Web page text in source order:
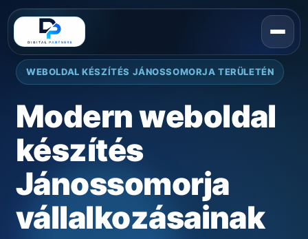
WEBOLDAL KÉSZÍTÉS JÁNOSSOMORJA TERÜLETÉN
Modern weboldal
készítés
Jánossomorja
vállalkozásainak